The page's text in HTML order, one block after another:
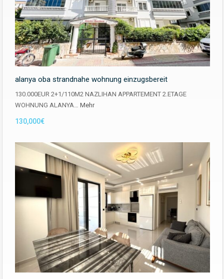
alanya oba strandnahe wohnung einzugsbereit
130.000EUR 2+1/110M2 NAZLIHAN APPARTEMENT 2.ETAGE
WOHNUNG ALANYA… Mehr
130,000€